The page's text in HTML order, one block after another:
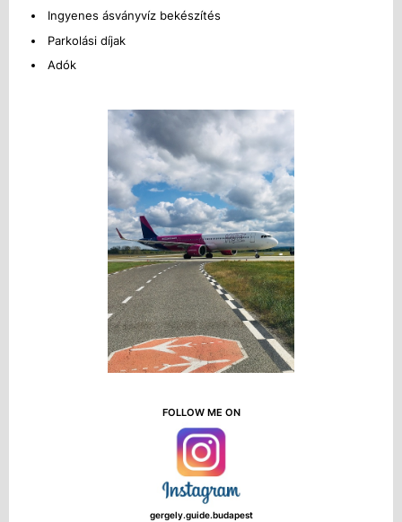
Ingyenes ásványvíz bekészítés
Parkolási díjak
Adók
FOLLOW ME ON
gergely.guide.budapest